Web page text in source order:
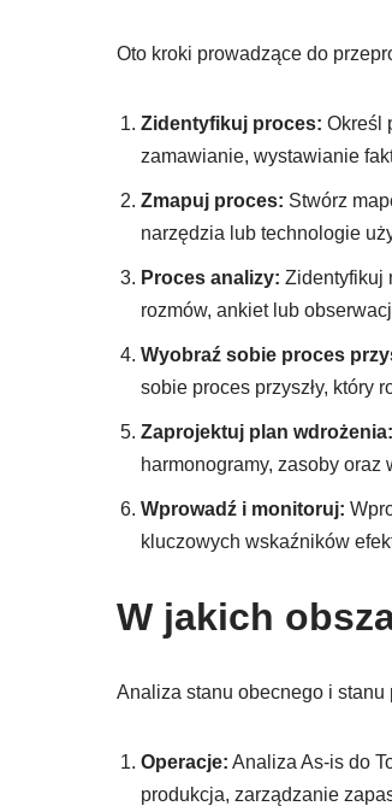
Oto kroki prowadzące do
Zidentyfikuj proces: Określ
zamawianie, wystawianie
Zmapuj proces: Stwórz
narzędzia lub technologie
Proces analizy: Zidentyfikuj
rozmów, ankiet lub
Wyobraź sobie proces
sobie proces przyszły, który
Zaprojektuj plan wdrożenia:
harmonogramy, zasoby oraz
Wprowadź i monitoruj:
kluczowych wskaźników
W jakich
Analiza stanu obecnego i stanu
Operacje: Analiza As-is do
produkcja, zarządzanie